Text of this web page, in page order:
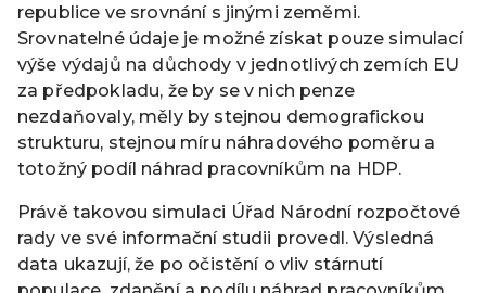
republice ve srovnání s jinými zeměmi.
Srovnatelné údaje je možné získat pouze simulací
výše výdajů na důchody v jednotlivých zemích EU
za předpokladu, že by se v nich penze
nezdaňovaly, měly by stejnou demografickou
strukturu, stejnou míru náhradového poměru a
totožný podíl náhrad pracovníkům na HDP.
Právě takovou simulaci Úřad Národní rozpočtové
rady ve své informační studii provedl. Výsledná
data ukazují, že po očistění o vliv stárnutí